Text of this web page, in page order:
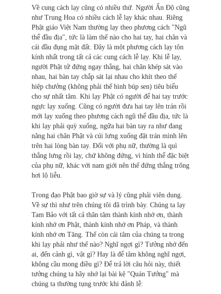
Về cung cách lạy cũng có nhiều thứ. Người Ấn Độ cũng
như Trung Hoa có nhiều cách lễ lạy khác nhau. Riêng
Phật giáo Việt Nam thường lạy theo phương cách "Ngũ
thể đầu địa", tức là làm thế nào cho hai tay, hai chân và
cái đầu đụng mặt đất. Đây là một phương cách lạy tôn
kính nhất trong tất cả các cung cách lễ lạy. Khi lễ lạy,
người Phật tử đứng ngay thẳng, hai chân khép sát vào
nhau, hai bàn tay chắp sát lại nhau cho khít theo thế
hiệp chưởng (không phải thế hình búp sen) tiêu biểu
cho sự nhất tâm. Khi lạy Phật có người để hai tay trước
ngực lạy xuống. Cũng có người đưa hai tay lên trán rồi
mới lạy xuống theo phương cách ngũ thể đầu địa, tức là
khi lạy phải quỳ xuống, ngửa hai bàn tay ra như đang
nâng hai chân Phật và cúi lưng xuống đặt trán mình lên
trên hai lòng bàn tay. Đối với phụ nữ, thường là quì
thẳng lưng rồi lạy, chứ không đứng, vì hình thể đặc biệt
của phụ nữ, khác với nam giới nên thế đứng thẳng trông
hơi lộ liễu.
Trong đạo Phật bao giờ sự và lý cũng phải viên dung.
Về sự thì như trên chúng tôi đã trình bày. Chúng ta lạy
Tam Bảo với tất cả thân tâm thành kính nhớ ơn, thành
kính nhớ ơn Phật, thành kính nhớ ơn Pháp, và thành
kính nhớ ơn Tăng. Thế còn cái tâm của chúng ta trong
khi lạy phải như thế nào? Nghĩ ngợi gì? Tưởng nhớ đến
ai, đến cảnh gì, vật gì? Hay là để tâm không nghĩ ngợi,
không cầu mong điều gì? Để trả lời câu hỏi này, thiết
tưởng chúng ta hãy nhớ lại bài kệ "Quán Tưởng" mà
chúng ta thường tụng trước khi đảnh lễ: